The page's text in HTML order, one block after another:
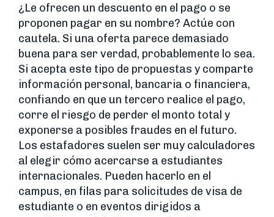
¿Le ofrecen un descuento en el pago o se
proponen pagar en su nombre? Actúe con
cautela. Si una oferta parece demasiado
buena para ser verdad, probablemente lo sea.
Si acepta este tipo de propuestas y comparte
información personal, bancaria o financiera,
confiando en que un tercero realice el pago,
corre el riesgo de perder el monto total y
exponerse a posibles fraudes en el futuro.
Los estafadores suelen ser muy calculadores
al elegir cómo acercarse a estudiantes
internacionales. Pueden hacerlo en el
campus, en filas para solicitudes de visa de
estudiante o en eventos dirigidos a